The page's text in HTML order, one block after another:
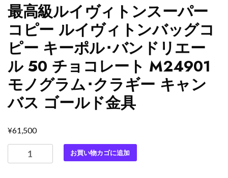
最高級ルイヴィトンスーパー
コピー ルイヴィトンバッグコ
ピー キーポル･バンドリエー
ル 50 チョコレート M24901
モノグラム･クラギー キャン
バス ゴールド金具
¥61,500
高
お買い物カゴに追加